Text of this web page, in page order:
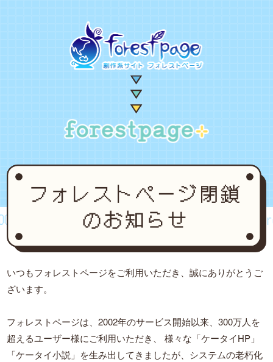
forestpage forever...2002~2024
いつもフォレストページをご利用いただき、誠にありがとうご
ざいます。
フォレストページは、2002年のサービス開始以来、300万人を
超えるユーザー様にご利用いただき、
様々な「ケータイHP」
「ケータイ小説」を生み出してきましたが、システムの老朽化